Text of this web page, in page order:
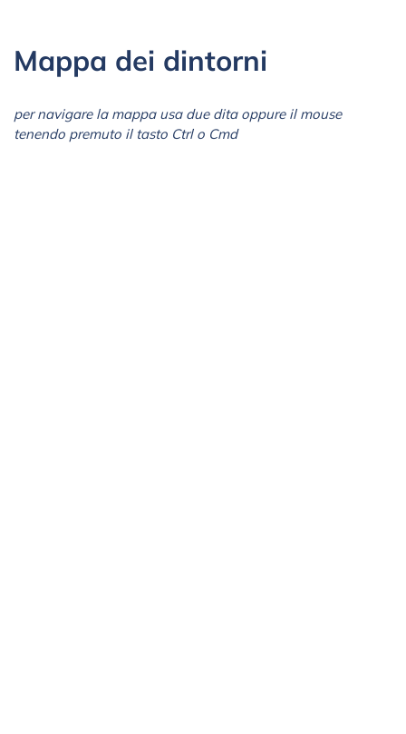
Mappa dei dintorni
per navigare la mappa usa due dita oppure il mouse
tenendo premuto il tasto Ctrl o Cmd